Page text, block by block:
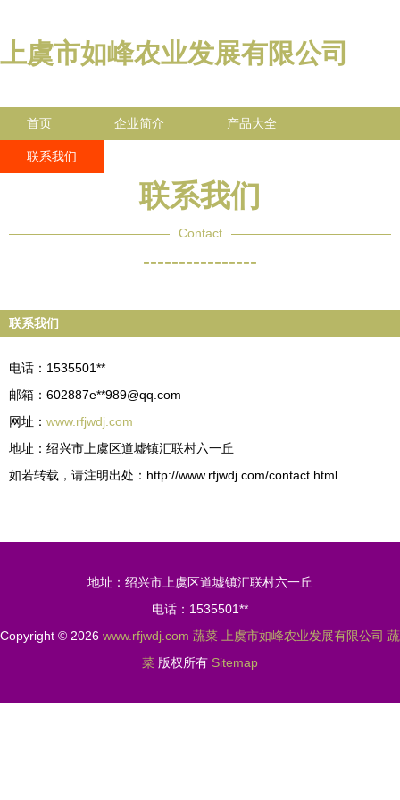
上虞市如峰农业发展有限公司
首页 企业简介 产品大全
联系我们
联系我们
Contact
----------------
联系我们
电话：1535501**
邮箱：602887e**989@qq.com
网址： www.rfjwdj.com
地址：绍兴市上虞区道墟镇汇联村六一丘
如若转载，请注明出处：http://www.rfjwdj.com/contact.html
地址：绍兴市上虞区道墟镇汇联村六一丘
电话：1535501**
Copyright © 2026 www.rfjwdj.com 蔬菜 上虞市如峰农业发展有限公司 蔬
菜 版权所有 Sitemap